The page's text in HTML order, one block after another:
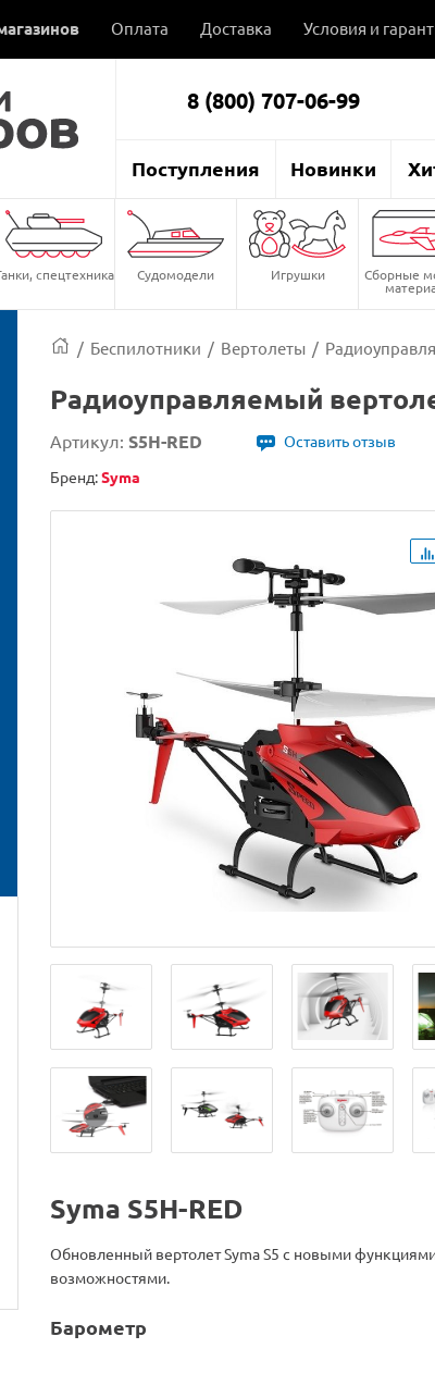
Оплата Доставка Условия и
8 (800) 707-06-99
Поступления Новинки
спецтехника Судомодели Игрушки Сборные
/ Беспилотники / Вертолеты /
Радиоуправляемый
Артикул: S5H-RED
Оставить отзыв
Бренд:Syma
Syma S5H-RED
Обновленный вертолет Syma S5 с новыми
возможностями.
Барометр